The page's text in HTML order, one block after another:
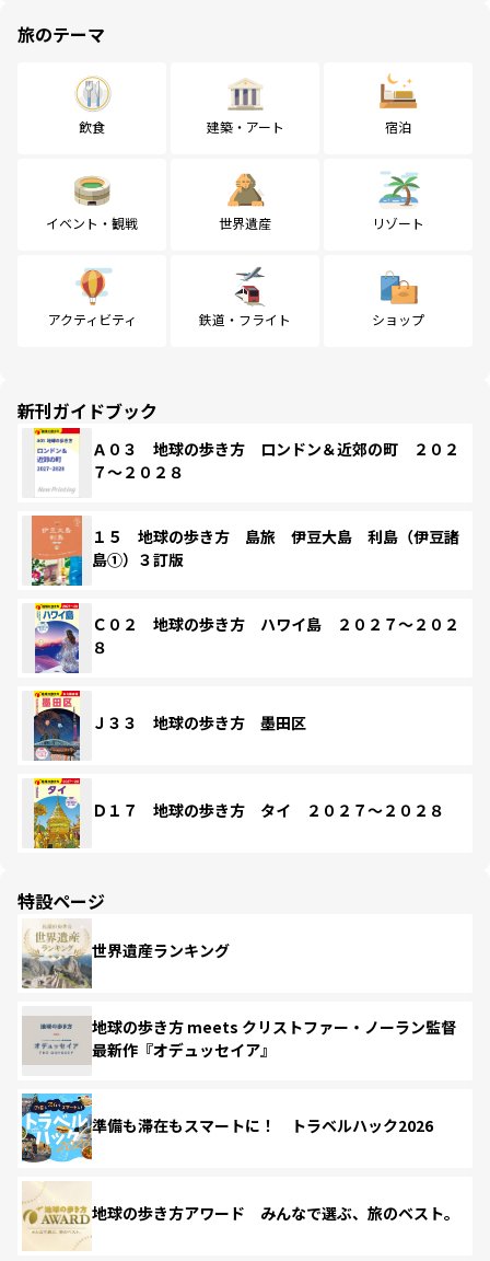
旅のテーマ
飲食 建築・アート 宿泊
イベント・観戦 世界遺産 リゾート
アクティビティ 鉄道・フライト ショップ
新刊ガイドブック
Ａ０３ 地球の歩き方 ロンドン＆近郊の町 ２０２
７～２０２８
１５ 地球の歩き方 島旅 伊豆大島 利島（伊豆諸
島①）３訂版
Ｃ０２ 地球の歩き方 ハワイ島 ２０２７～２０２
８
Ｊ３３ 地球の歩き方 墨田区
Ｄ１７ 地球の歩き方 タイ ２０２７～２０２８
特設ページ
世界遺産ランキング
地球の歩き方 meets クリストファー・ノーラン監督
最新作『オデュッセイア』
準備も滞在もスマートに！ トラベルハック2026
地球の歩き方アワード みんなで選ぶ、旅のベスト。